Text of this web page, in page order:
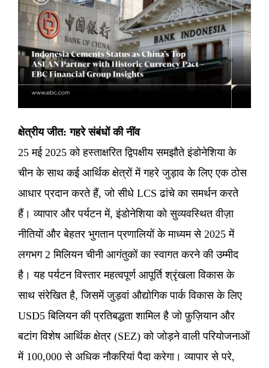
क्षेत्रीय जीत: गहरे संबंधों की नींव
25 मई 2025 को हस्ताक्षरित द्विपक्षीय समझौते इंडोनेशिया के
चीन के साथ कई आर्थिक क्षेत्रों में गहरे जुड़ाव के लिए एक ठोस
आधार प्रदान करते हैं, जो सीधे LCS ढांचे का समर्थन करते
हैं। व्यापार और पर्यटन में, इंडोनेशिया को सुव्यवस्थित वीज़ा
नीतियों और बेहतर भुगतान प्रणालियों के माध्यम से 2025 में
लगभग 2 मिलियन चीनी आगंतुकों का स्वागत करने की उम्मीद
है। यह पर्यटन विस्तार महत्वपूर्ण आपूर्ति श्रृंखला विकास के
साथ संरेखित है, जिसमें जुड़वां औद्योगिक पार्क विकास के लिए
USD5 बिलियन की प्रतिबद्धता शामिल है जो फ़ुज़ियान और
बटांग विशेष आर्थिक क्षेत्र (SEZ) को जोड़ने वाली परियोजनाओं
में 100,000 से अधिक नौकरियां पैदा करेगा। व्यापार से परे,